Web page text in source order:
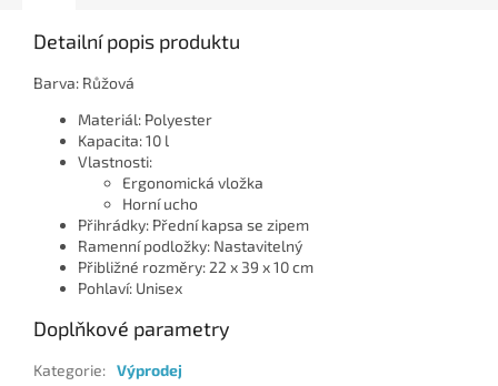
Detailní popis produktu
Barva: Růžová
Materiál: Polyester
Kapacita: 10 l
Vlastnosti:
Ergonomická vložka
Horní ucho
Přihrádky: Přední kapsa se zipem
Ramenní podložky: Nastavitelný
Přibližné rozměry: 22 x 39 x 10 cm
Pohlaví: Unisex
Doplňkové parametry
Kategorie: Výprodej